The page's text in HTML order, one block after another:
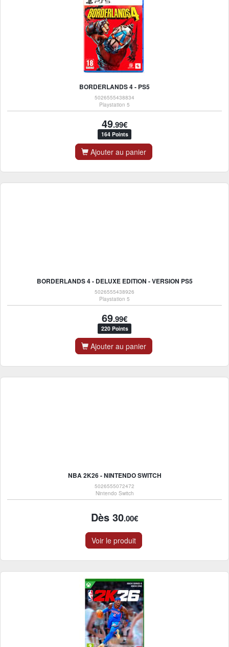
BORDERLANDS 4 - PS5
5026555438834
Playstation 5
49.99€
164 Points
Ajouter au panier
BORDERLANDS 4 - DELUXE EDITION - VERSION PS5
5026555438926
Playstation 5
69.99€
220 Points
Ajouter au panier
NBA 2K26 - NINTENDO SWITCH
5026555072472
Nintendo Switch
Dès 30.00€
Voir le produit